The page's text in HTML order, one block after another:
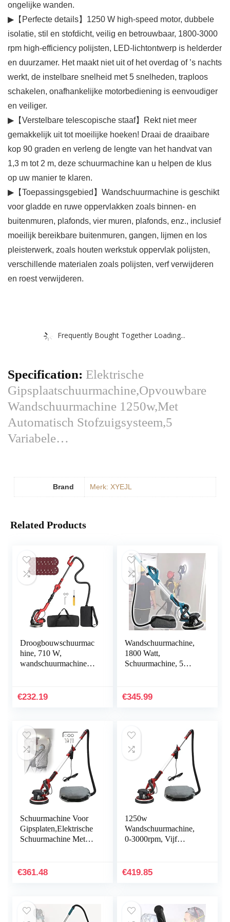
ongelijke wanden.
▶【Perfecte details】1250 W high-speed motor, dubbele
isolatie, stil en stofdicht, veilig en betrouwbaar, 1800-3000
rpm high-efficiency polijsten, LED-lichtontwerp is helderder
en duurzamer. Het maakt niet uit of het overdag of ’s nachts
werkt, de instelbare snelheid met 5 snelheden, traploos
schakelen, onafhankelijke motorbediening is eenvoudiger
en veiliger.
▶【Verstelbare telescopische staaf】Rekt niet meer
gemakkelijk uit tot moeilijke hoeken! Draai de draaibare
kop 90 graden en verleng de lengte van het handvat van
1,3 m tot 2 m, deze schuurmachine kan u helpen de klus
op uw manier te klaren.
▶【Toepassingsgebied】Wandschuurmachine is geschikt
voor gladde en ruwe oppervlakken zoals binnen- en
buitenmuren, plafonds, vier muren, plafonds, enz., inclusief
moeilijk bereikbare buitenmuren, gangen, lijmen en los
pleisterwerk, zoals houten werkstuk oppervlak polijsten,
verschillende materialen zoals polijsten, verf verwijderen
en roest verwijderen.
Frequently Bought Together Loading...
Specification: Elektrische
Gipsplaatschuurmachine,Opvouwbare
Wandschuurmachine 1250w,Met
Automatisch Stofzuigsysteem,5
Variabele…
Brand Merk: XYEJL
Related Products
Droogbouwschuurmac
hine, 710 W,
wandschuurmachine
variabele snelheden,
€232.19
Wandschuurmachine,
1800 Watt,
Schuurmachine, 5
Slijpschijf, Met
€345.99
Schuurmachine Voor
Gipsplaten,Elektrische
Schuurmachine Met
Variabele…
€361.48
1250w
Wandschuurmachine,
0-3000rpm, Vijf
Stofzak,
€419.85